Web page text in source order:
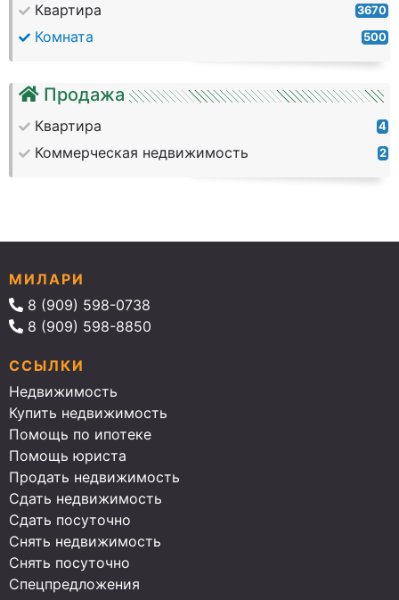
Квартира 3670
Комната 500
Продажа
Квартира 4
Коммерческая недвижимость 2
МИЛАРИ
8 (909) 598-0738
8 (909) 598-8850
ССЫЛКИ
Недвижимость
Купить недвижимость
Помощь по ипотеке
Помощь юриста
Продать недвижимость
Сдать недвижимость
Сдать посуточно
Снять недвижимость
Снять посуточно
Спецпредложения